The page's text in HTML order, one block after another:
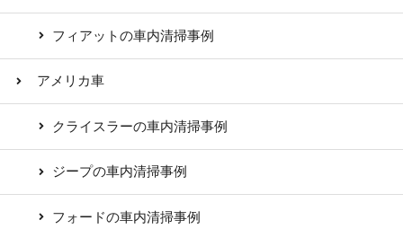
フィアットの車内清掃事例
アメリカ車
クライスラーの車内清掃事例
ジープの車内清掃事例
フォードの車内清掃事例